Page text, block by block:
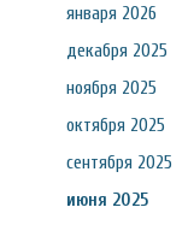
января 2026
декабря 2025
ноября 2025
октября 2025
сентября 2025
июня 2025